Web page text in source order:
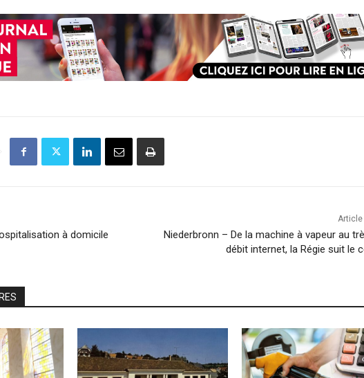
à domicile
Article
Niederbronn – De la machine à vapeur au
débit internet, la Régie suit le